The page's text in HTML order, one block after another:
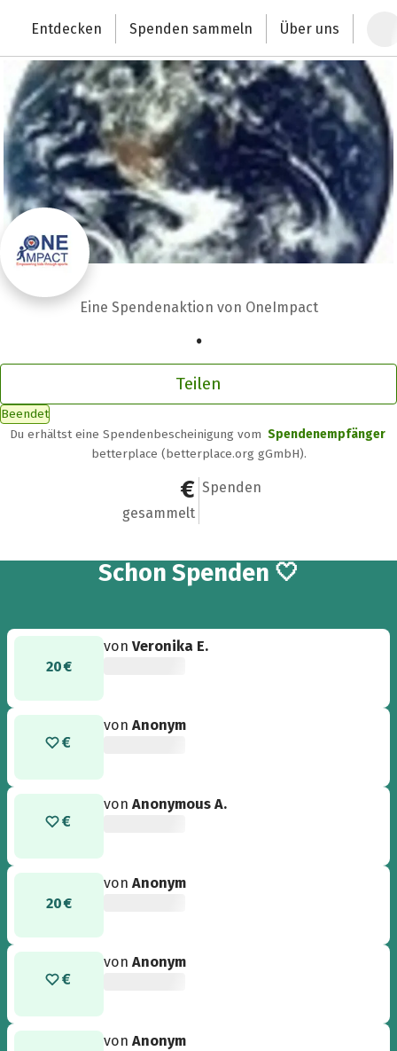
Deutschlands größte Spendenplattform
Entdecken Spenden sammeln Über uns
Eine Spendenaktion von OneImpact
.
Teilen
Beendet
Du erhältst eine Spendenbescheinigung vom Spendenempfänger
betterplace (betterplace.org gGmbH).
3.133,99 €
gesammelt
96
Spenden
Schon 96
Spenden 🤍
20 €
vonVeronika E.
vonAnonym
vonAnonymous A.
20 €
vonAnonym
vonAnonym
vonAnonym